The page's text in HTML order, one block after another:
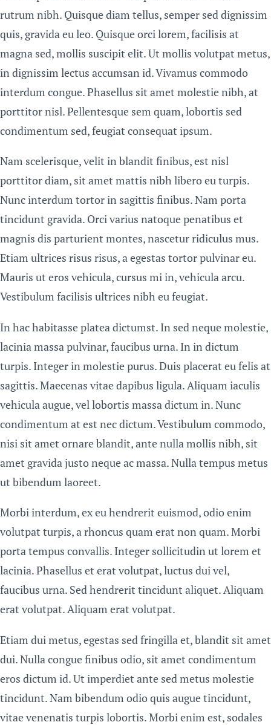
rutrum nibh. Quisque diam tellus, semper sed dignissim
quis, gravida eu leo. Quisque orci lorem, facilisis at
magna sed, mollis suscipit elit. Ut mollis volutpat metus,
in dignissim lectus accumsan id. Vivamus commodo
interdum congue. Phasellus sit amet molestie nibh, at
porttitor nisl. Pellentesque sem quam, lobortis sed
condimentum sed, feugiat consequat ipsum.
Nam scelerisque, velit in blandit finibus, est nisl
porttitor diam, sit amet mattis nibh libero eu turpis.
Nunc interdum tortor in sagittis finibus. Nam porta
tincidunt gravida. Orci varius natoque penatibus et
magnis dis parturient montes, nascetur ridiculus mus.
Etiam ultrices risus risus, a egestas tortor pulvinar eu.
Mauris ut eros vehicula, cursus mi in, vehicula arcu.
Vestibulum facilisis ultrices nibh eu feugiat.
In hac habitasse platea dictumst. In sed neque molestie,
lacinia massa pulvinar, faucibus urna. In in dictum
turpis. Integer in molestie purus. Duis placerat eu felis at
sagittis. Maecenas vitae dapibus ligula. Aliquam iaculis
vehicula augue, vel lobortis massa dictum in. Nunc
condimentum at est nec dictum. Vestibulum commodo,
nisi sit amet ornare blandit, ante nulla mollis nibh, sit
amet gravida justo neque ac massa. Nulla tempus metus
ut bibendum laoreet.
Morbi interdum, ex eu hendrerit euismod, odio enim
volutpat turpis, a rhoncus quam erat non quam. Morbi
porta tempus convallis. Integer sollicitudin ut lorem et
lacinia. Phasellus et erat volutpat, luctus dui vel,
faucibus urna. Sed hendrerit tincidunt aliquet. Aliquam
erat volutpat. Aliquam erat volutpat.
Etiam dui metus, egestas sed fringilla et, blandit sit amet
dui. Nulla congue finibus odio, sit amet condimentum
eros dictum id. Ut imperdiet ante sed metus molestie
tincidunt. Nam bibendum odio quis augue tincidunt,
vitae venenatis turpis lobortis. Morbi enim est, sodales